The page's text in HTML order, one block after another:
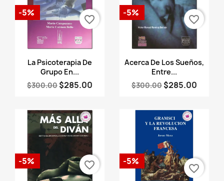
Vista rápida
La Psicoterapia De
Grupo En...
$300.00 $285.00
-5%
favorite_border
Vista rápida
Acerca De Los Sueños,
Entre...
$300.00 $285.00
-5%
favorite_border
-5% favorite_border -5%
favorite_border